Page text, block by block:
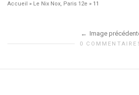
Accueil » Le Nix Nox, Paris 12e » 11
Image
0